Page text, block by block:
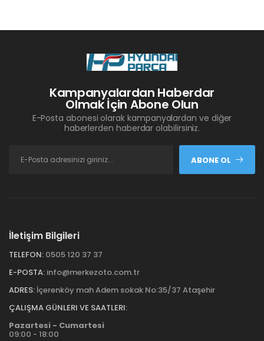
Kampanyalardan Haberdar
Olmak İçin Abone Olun
E-Posta abonesi olarak kampanyalardan ve diğer
haberlerden haberdar olabilirsiniz.
ABONE OL
İletişim Bilgileri
TELEFON: 0505 120 37 37
E-POSTA: info@merkezoto.com.tr
ADRES: İçerenköy mah Adem sokak No:35/37 Ataşehir
ÇALIŞMA GÜNLERI VE SAATLERI:
Pazartesi - Cumartesi
09:00 - 18:00